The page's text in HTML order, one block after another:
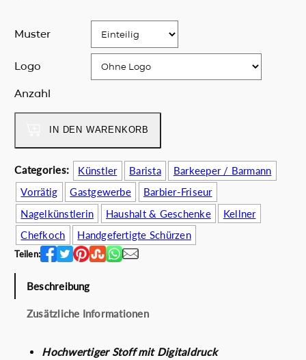
e
i
s
a
r
:
7
2
0
r
i
i
t
:
5
9
.
0
0
€
.
Muster
Logo
Anzahl
o
r
m
a
J
e
a
n
M
e
IN DEN WARENKORB
Categories: Künstler Barista
Barkeeper / Barmann
Vorrätig
Gastgewerbe
Barbier-Friseur
Nagelkünstlerin
Haushalt & Geschenke
Kellner
Chefkoch
Handgefertigte Schürzen
Teilen:
Beschreibung
Zusätzliche Informationen
Hochwertiger Stoff mit Digitaldruck